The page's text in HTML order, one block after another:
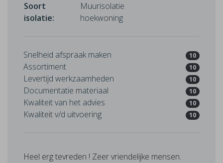
Soort
isolatie:
Muurisolatie
hoekwoning
Snelheid afspraak maken 10
Assortiment 10
Levertijd werkzaamheden 10
Documentatie materiaal 10
Kwaliteit van het advies 10
Kwaliteit v/d uitvoering 10
Heel erg tevreden ! Zeer vriendelijke mensen.